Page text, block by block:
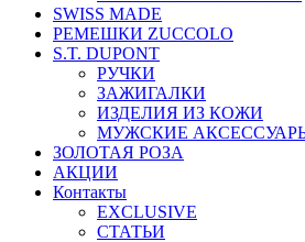
SWISS MADE
РЕМЕШКИ ZUCCOLO
S.T. DUPONT
РУЧКИ
ЗАЖИГАЛКИ
ИЗДЕЛИЯ ИЗ КОЖИ
МУЖСКИЕ
ЗОЛОТАЯ РОЗА
АКЦИИ
Контакты
EXCLUSIVE
СТАТЬИ